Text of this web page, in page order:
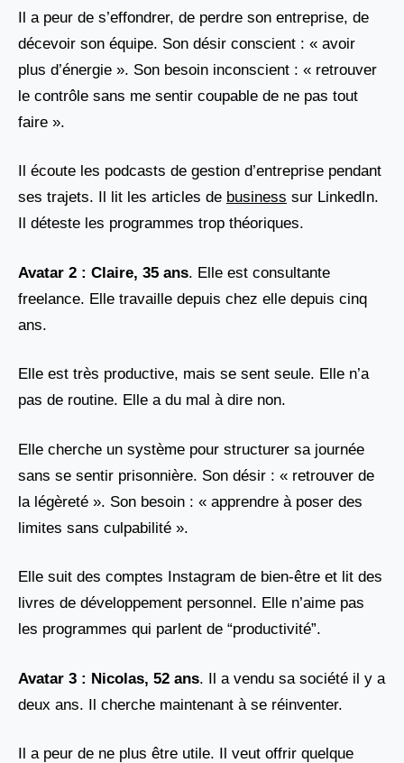
Il a peur de s’effondrer, de perdre son entreprise, de
décevoir son équipe. Son désir conscient : « avoir
plus d’énergie ». Son besoin inconscient : « retrouver
le contrôle sans me sentir coupable de ne pas tout
faire ».
Il écoute les podcasts de gestion d’entreprise pendant
ses trajets. Il lit les articles de business sur LinkedIn.
Il déteste les programmes trop théoriques.
Avatar 2 : Claire, 35 ans. Elle est consultante
freelance. Elle travaille depuis chez elle depuis cinq
ans.
Elle est très productive, mais se sent seule. Elle n’a
pas de routine. Elle a du mal à dire non.
Elle cherche un système pour structurer sa journée
sans se sentir prisonnière. Son désir : « retrouver de
la légèreté ». Son besoin : « apprendre à poser des
limites sans culpabilité ».
Elle suit des comptes Instagram de bien-être et lit des
livres de développement personnel. Elle n’aime pas
les programmes qui parlent de “productivité”.
Avatar 3 : Nicolas, 52 ans. Il a vendu sa société il y a
deux ans. Il cherche maintenant à se réinventer.
Il a peur de ne plus être utile. Il veut offrir quelque